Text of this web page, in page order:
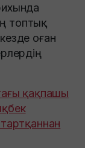
топтық
оған
қақпашы